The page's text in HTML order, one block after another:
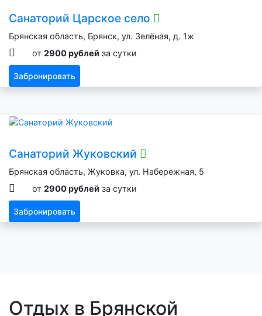
Санаторий Царское село
Брянская область, Брянск, ул. Зелёная, д. 1ж
от 2900 рублей за сутки
Забронировать
Санаторий Жуковский
Брянская область, Жуковка, ул. Набережная, 5
от 2900 рублей за сутки
Забронировать
Отдых в Брянской